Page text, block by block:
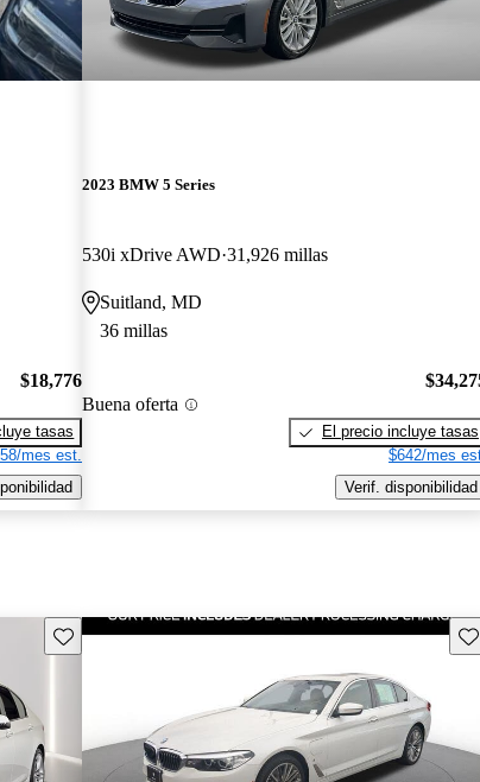
$18,776
tasas
mes est.
2023 BMW 5 Series
530i xDrive AWD 31,926 millas
Suitland, MD
36 millas
Buena oferta
El precio incluye tasas
$642/mes
Verif. disponibilidad
Guarda este Aviso